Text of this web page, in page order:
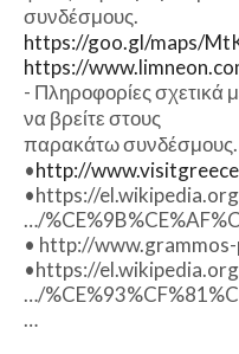
συνδέσμους.
https://goo.gl/maps/
https://
- Πληροφορίες σχετικά
να βρείτε στους
παρακάτω συνδέσμους.
•http://
•https://
…/
• http://
•https://
…/
…